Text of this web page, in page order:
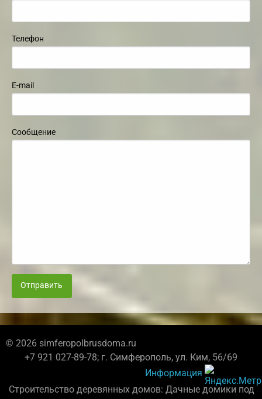
Телефон
E-mail
Сообщение
Отправить
© 2026 simferopolbrusdoma.ru
+7 921 027-89-78; г. Симферополь, ул. Ким, 56/69
Информация
Строительство деревянных домов: Дачные домики под